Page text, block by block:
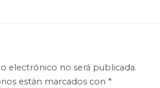
electrónico no será publicada.
están marcados con *